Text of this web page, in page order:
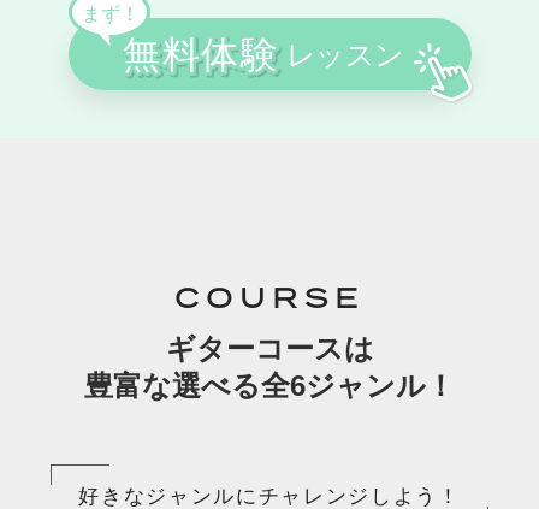
COURSE
ギターコースは
豊富な選べる全6ジャンル！
好きなジャンルにチャレンジしよう！